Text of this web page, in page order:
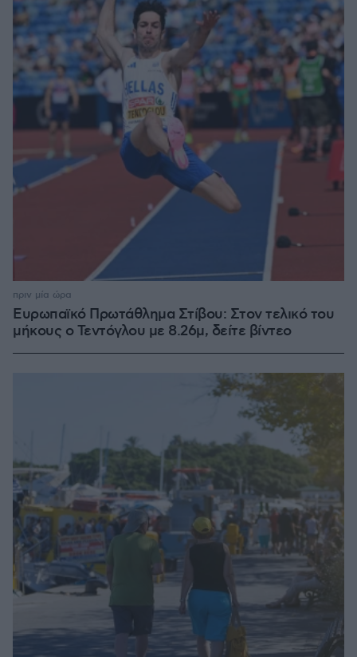
Ευρωπαϊκό Πρωτάθλημα Στίβου: Στον τελικό του
μήκους ο Τεντόγλου με 8.26μ, δείτε βίντεο
πριν μία ώρα